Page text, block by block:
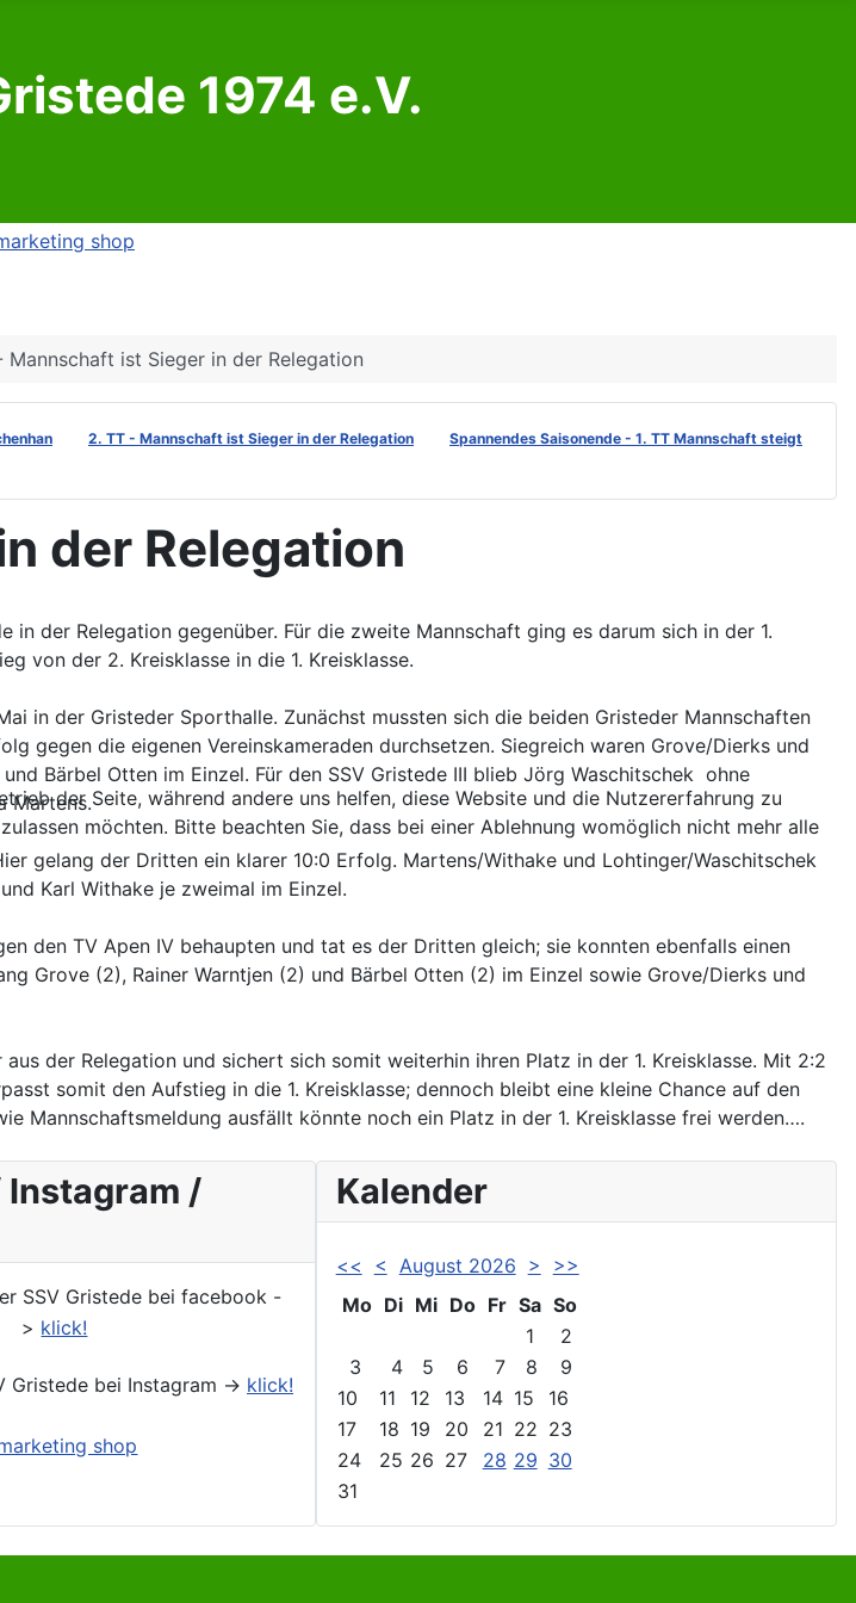
1974 e.V.
Mannschaft ist Sieger in der Relegation
2. TT - Mannschaft ist Sieger in der Relegation
Spannendes Saisonende - 1. TT Mannschaft steigt
der Relegation
der Relegation gegenüber. Für die zweite Mannschaft ging es darum sich in der 1.
von der 2. Kreisklasse in die 1. Kreisklasse.
in der Gristeder Sporthalle. Zunächst mussten sich die beiden Gristeder Mannschaften
gegen die eigenen Vereinskameraden durchsetzen. Siegreich waren Grove/Dierks und
Bärbel Otten im Einzel. Für den SSV Gristede III blieb Jörg Waschitschek ohne
Martens.
gelang der Dritten ein klarer 10:0 Erfolg. Martens/Withake und Lohtinger/Waschitschek
Karl Withake je zweimal im Einzel.
den TV Apen IV behaupten und tat es der Dritten gleich; sie konnten ebenfalls einen
Grove (2), Rainer Warntjen (2) und Bärbel Otten (2) im Einzel sowie Grove/Dierks und
der Relegation und sichert sich somit weiterhin ihren Platz in der 1. Kreisklasse. Mit 2:2
somit den Aufstieg in die 1. Kreisklasse; dennoch bleibt eine kleine Chance auf den
Mannschaftsmeldung ausfällt könnte noch ein Platz in der 1. Kreisklasse frei werden….
Instagram /
SSV Gristede bei facebook -
> klick!
Gristede bei Instagram -> klick!
Kalender
<< < August 2026 >
>>
Mo Di Mi Do Fr Sa So
1
2
3
4 5 6 7 8
9
10
11 12 13 14 15
16
17
18 19 20 21 22 23
24
25 26 27 28 29 30
31
der Seite, während andere uns helfen, diese Website und die Nutzererfahrung zu
möchten. Bitte beachten Sie, dass bei einer Ablehnung womöglich nicht mehr alle